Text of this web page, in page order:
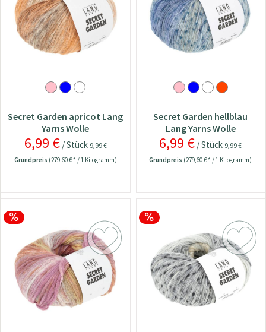
Secret Garden apricot Lang
Yarns Wolle
6,99 €/ Stück9,99 €
Grundpreis (279,60 € * / 1 Kilogramm)
Secret Garden hellblau
Lang Yarns Wolle
6,99 € / Stück9,99 €
Grundpreis (279,60 € * / 1 Kilogramm)